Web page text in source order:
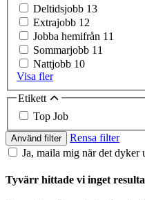
Deltidsjobb 13
Extrajobb 12
Jobba hemifrån 11
Sommarjobb 11
Nattjobb 10
Visa fler
Etikett
Top Job
Använd filter
Rensa filter
Ja, maila mig när det dyker
Tyvärr hittade vi inget